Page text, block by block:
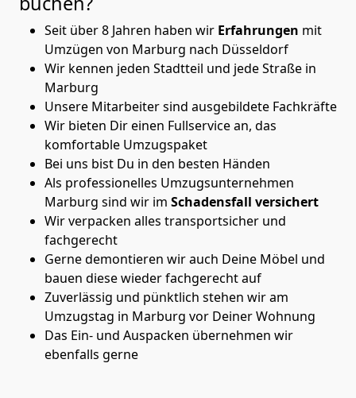
Seit über 8 Jahren haben wir Erfahrungen mit
Umzügen von Marburg nach Düsseldorf
Wir kennen jeden Stadtteil und jede Straße in
Marburg
Unsere Mitarbeiter sind ausgebildete Fachkräfte
Wir bieten Dir einen Fullservice an, das
komfortable Umzugspaket
Bei uns bist Du in den besten Händen
Als professionelles Umzugsunternehmen
Marburg sind wir im Schadensfall versichert
Wir verpacken alles transportsicher und
fachgerecht
Gerne demontieren wir auch Deine Möbel und
bauen diese wieder fachgerecht auf
Zuverlässig und pünktlich stehen wir am
Umzugstag in Marburg vor Deiner Wohnung
Das Ein- und Auspacken übernehmen wir
ebenfalls gerne